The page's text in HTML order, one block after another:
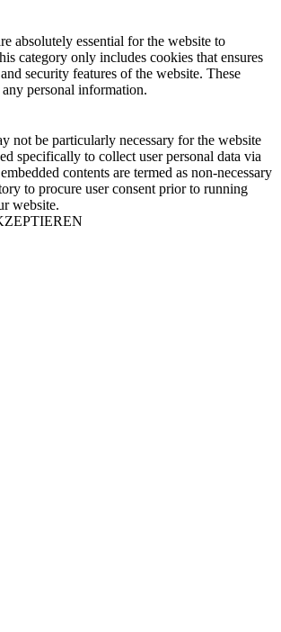
absolutely essential for the website to
category only includes cookies that ensures
security features of the website. These
personal information.
not be particularly necessary for the website
specifically to collect user personal data via
contents are termed as non-necessary
to procure user consent prior to running
website.